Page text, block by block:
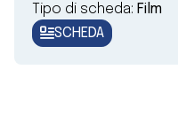
Tipo di scheda: Film
SCHEDA